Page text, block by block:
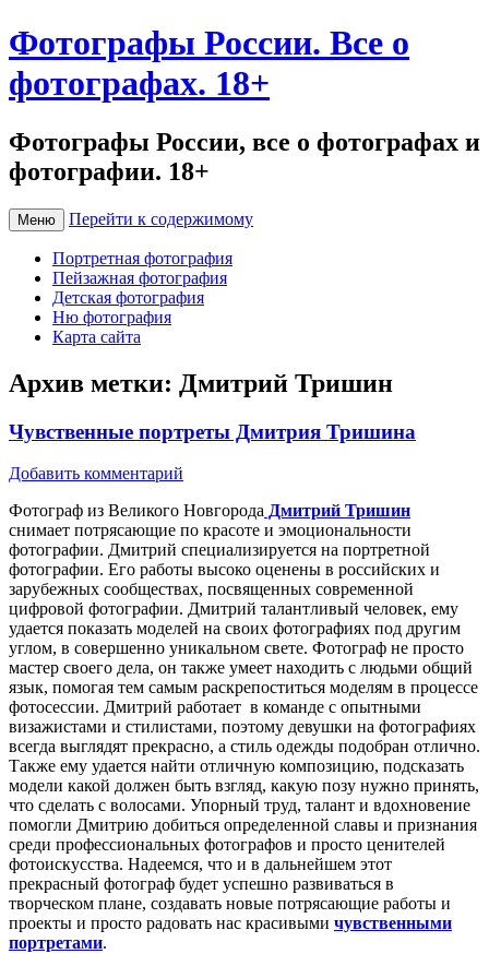
Фотографы России. Все о
фотографах. 18+
Фотографы России, все о фотографах и
фотографии. 18+
Меню Перейти к содержимому
Портретная фотография
Пейзажная фотография
Детская фотография
Ню фотография
Карта сайта
Архив метки: Дмитрий Тришин
Чувственные портреты Дмитрия Тришина
Добавить комментарий
Фотограф из Великого Новгорода Дмитрий Тришин
снимает потрясающие по красоте и эмоциональности
фотографии. Дмитрий специализируется на портретной
фотографии. Его работы высоко оценены в российских и
зарубежных сообществах, посвященных современной
цифровой фотографии. Дмитрий талантливый человек, ему
удается показать моделей на своих фотографиях под другим
углом, в совершенно уникальном свете. Фотограф не просто
мастер своего дела, он также умеет находить с людьми общий
язык, помогая тем самым раскрепоститься моделям в процессе
фотосессии. Дмитрий работает в команде с опытными
визажистами и стилистами, поэтому девушки на фотографиях
всегда выглядят прекрасно, а стиль одежды подобран отлично.
Также ему удается найти отличную композицию, подсказать
модели какой должен быть взгляд, какую позу нужно принять,
что сделать с волосами. Упорный труд, талант и вдохновение
помогли Дмитрию добиться определенной славы и признания
среди профессиональных фотографов и просто ценителей
фотоискусства. Надеемся, что и в дальнейшем этот
прекрасный фотограф будет успешно развиваться в
творческом плане, создавать новые потрясающие работы и
проекты и просто радовать нас красивыми чувственными
портретами.